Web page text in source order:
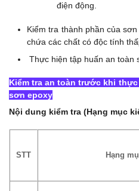
điện động.
Kiểm tra thành phần của
chứa các chất có độc tính
Thực hiện tập huấn an toàn
Kiểm tra an toàn trước khi
sơn epoxy
Nội dung kiểm tra (Hạng mục
STT Hạng